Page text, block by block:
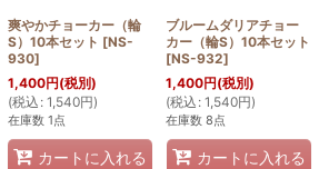
爽やかチョーカー（輪
S）10本セット [NS-
930]
1,400円(税別)
(税込 : 1,540円)
在庫数 1点
カートに入れる
ブルームダリアチョー
カー（輪S）10本セット
[NS-932]
1,400円(税別)
(税込 : 1,540円)
在庫数 8点
カートに入れる